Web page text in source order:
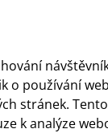
o používání
stránek.
k analýze